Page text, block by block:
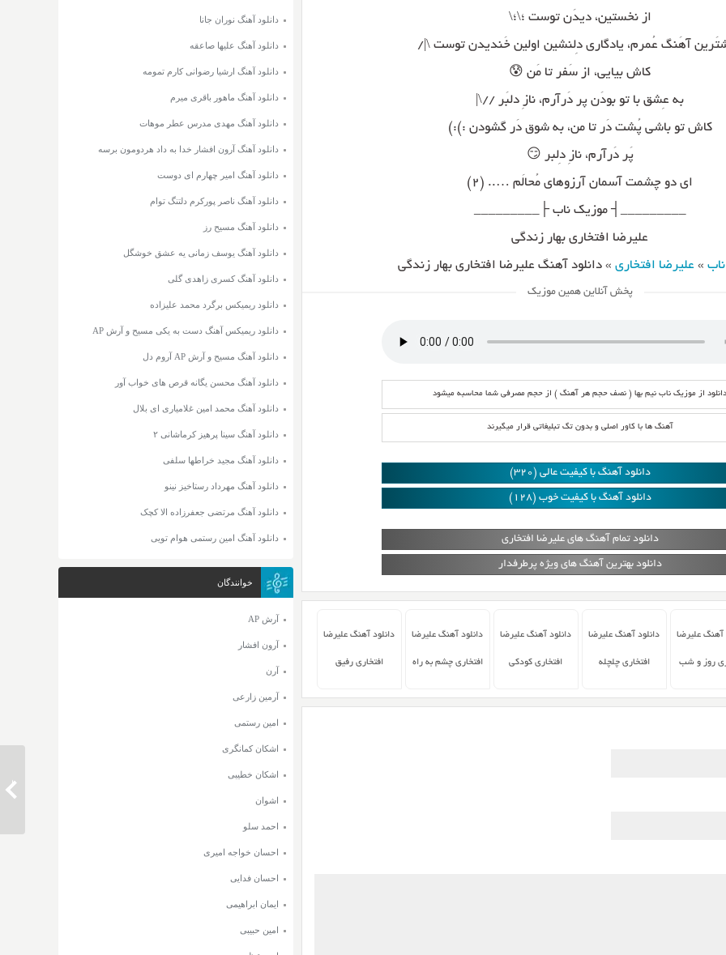
از نخستین، دیدَن توست ؛\؛\
آهَنگ عُمرم، یادگاری دِلنشین اولین خَندیدن توست \|/
کاش بیایی، از سَفر تا مَن 😰
به عِشق با تو بودَن پر دَرآرم، نازِ دلبَر //\|
کاش تو باشی پُشت دَر تا من، به شوق دَر گشودن :):)
پَر دَرآرم، نازِ دِلبر 😏
ای دو چشمت آسمان آرزوهای مُحالَم ….. (۲)
_________┤ موزیک ناب ├_________
علیرضا افتخاری بهار زندگی
»علیرضا افتخاری »دانلود آهنگ علیرضا افتخاری بهار زندگی
پخش آنلاین همین موزیک
دانلود از موزیک ناب نیم بها ( نصف حجم هر آهنگ ) از حجم مصرفی شما محاسبه میشود
آهنگ ها با کاور اصلی و بدون تگ تبلیغاتی قرار میگیرند
دانلود آهنگ با کیفیت عالی (320)
دانلود آهنگ با کیفیت خوب (128)
دانلود تمام آهنگ های علیرضا افتخاری
دانلود بهترین آهنگ های ویژه پرطرفدار
جان
آهنگ علیرضا
روز و شب
دانلود آهنگ علیرضا
افتخاری چلچله
دانلود آهنگ علیرضا
افتخاری کودکی
دانلود آهنگ علیرضا
افتخاری چشم به راه
دانلود آهنگ علیرضا
افتخاری رفیق
دانلود آهنگ نوران جانا
دانلود آهنگ علیها صاعقه
دانلود آهنگ ارشیا رضوانی کارم تمومه
دانلود آهنگ ماهور باقری میرم
دانلود آهنگ مهدی مدرس عطر موهات
دانلود آهنگ آرون افشار خدا به داد هردومون برسه
دانلود آهنگ امیر چهارم ای دوست
دانلود آهنگ ناصر پورکرم دلتنگ توام
دانلود آهنگ مسیح رز
دانلود آهنگ یوسف زمانی یه عشق خوشگل
دانلود آهنگ کسری زاهدی گلی
دانلود ریمیکس برگرد محمد علیزاده
دانلود ریمیکس آهنگ دست به یکی مسیح و آرش AP
دانلود آهنگ مسیح و آرش AP آروم دل
دانلود آهنگ محسن یگانه قرص های خواب آور
دانلود آهنگ محمد امین غلامیاری ای بلال
دانلود آهنگ سینا پرهیز کرماشانی ۲
دانلود آهنگ مجید خراطها سلفی
دانلود آهنگ مهرداد رستاخیز نینو
دانلود آهنگ مرتضی جعفرزاده الا کچک
دانلود آهنگ امین رستمی هوام تویی
خوانندگان
آرش AP
آرون افشار
آرن
آرمین زارعی
امین رستمی
اشکان کمانگری
اشکان خطیبی
اشوان
احمد سلو
احسان خواجه امیری
احسان فدایی
ایمان ابراهیمی
امین حبیبی